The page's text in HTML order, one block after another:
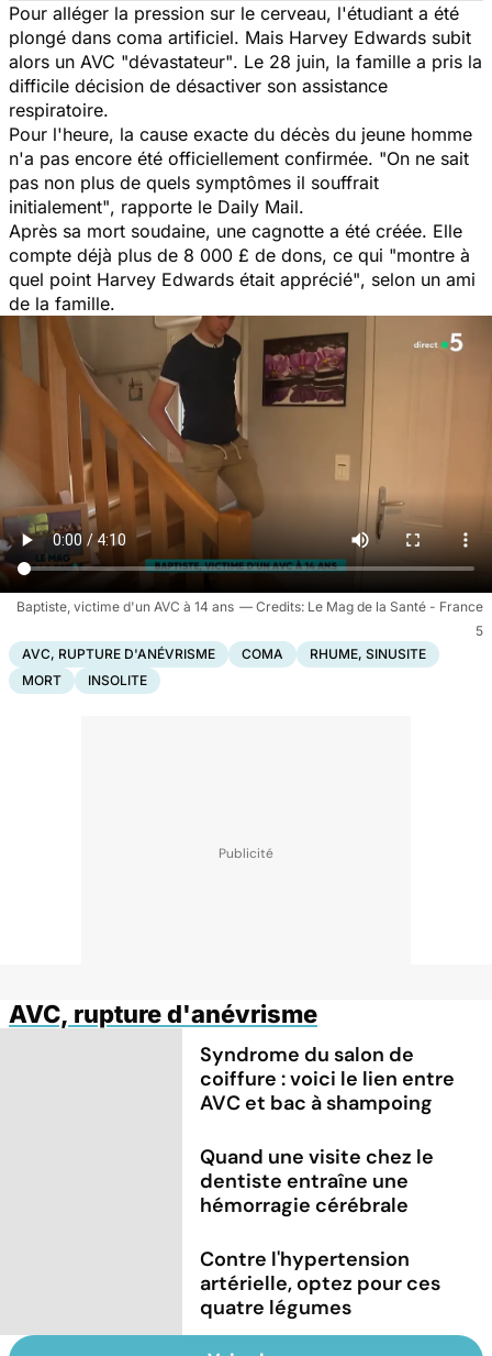
Pour alléger la pression sur le cerveau, l'étudiant a été
plongé dans coma artificiel. Mais Harvey Edwards subit
alors un AVC "dévastateur". Le 28 juin, la famille a pris la
difficile décision de désactiver son assistance
respiratoire.
Pour l'heure, la cause exacte du décès du jeune homme
n'a pas encore été officiellement confirmée. "On ne sait
pas non plus de quels symptômes il souffrait
initialement", rapporte le Daily Mail.
Après sa mort soudaine, une cagnotte a été créée. Elle
compte déjà plus de 8 000 £ de dons, ce qui "montre à
quel point Harvey Edwards était apprécié", selon un ami
de la famille.
Baptiste, victime d'un AVC à 14 ans
Le Mag de la Santé - France
5
AVC, RUPTURE D'ANÉVRISME
COMA
RHUME, SINUSITE
MORT
INSOLITE
AVC, rupture d'anévrisme
Syndrome du salon de
coiffure : voici le lien entre
AVC et bac à shampoing
Quand une visite chez le
dentiste entraîne une
hémorragie cérébrale
Contre l'hypertension
artérielle, optez pour ces
quatre légumes